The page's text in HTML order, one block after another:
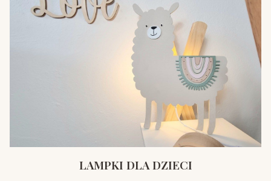
LAMPKI DLA DZIECI